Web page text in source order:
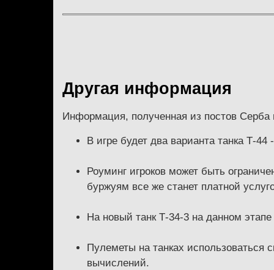
Другая информация
Информация, полученная из постов
В игре будет два варианта танка Т-
Роуминг игроков может быть
буржуям все же станет платной
На новый танк Т-34-3 на данном
Пулеметы на танках использоваться
вычислений.